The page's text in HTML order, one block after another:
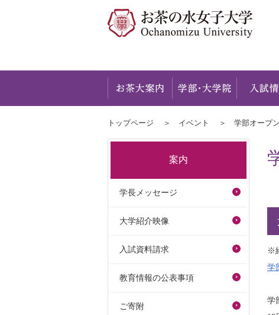
お茶大案内
トップページ イベント 学部オープ
※
学
学
案内
学長メッセージ
大学紹介映像
入試資料請求
教育情報の公表事項
ご寄附